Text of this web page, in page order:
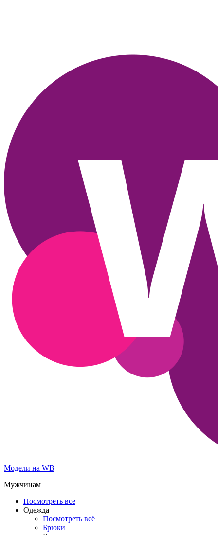
Модели на WB
Мужчинам
Посмотреть всё
Одежда
Посмотреть всё
Брюки